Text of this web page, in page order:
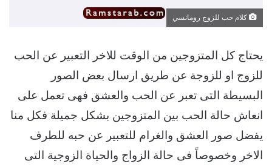
كلام حب للزوج رومانسي
يحتاج كل المتزوجين من الوقت للاخر التعبير عن الحب
للزوج او للزوجة عن طريق ارسال بعض الصور
البسيطة التى تعبر عن الحب والعشق فهى تعمل على
انعاش حالة الحب بين المتزوجين بشكل جميلة فكل منا
يفضل صور العشق والغرام للتعبير عن حبه للطرف
الاخر وخصوصاً فى حالة الزواج والحياة الزوجية التى